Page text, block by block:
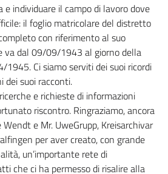
e individuare il campo di lavoro dove
il foglio matricolare del distretto
con riferimento al suo
va dal 09/09/1943 al giorno della
Ci siamo serviti dei suoi ricordi
dei suoi racconti.
e richieste di informazioni
riscontro. Ringraziamo, ancora
e Mr. UweGrupp, Kreisarchivar
per aver creato, con grande
un’importante rete di
che ci ha permesso di risalire alla